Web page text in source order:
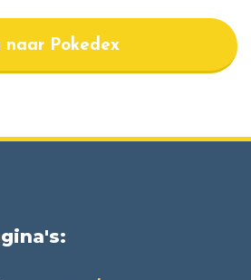
naar Pokedex